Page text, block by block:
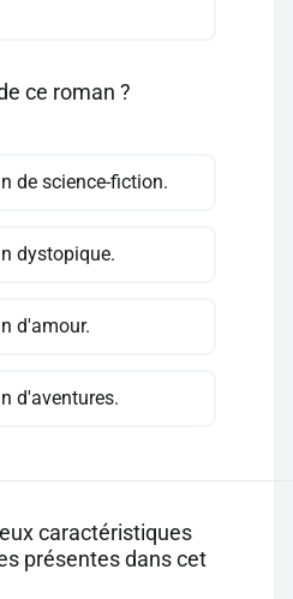
ce roman ?
de science-fiction.
dystopique.
d'amour.
d'aventures.
caractéristiques
présentes dans cet